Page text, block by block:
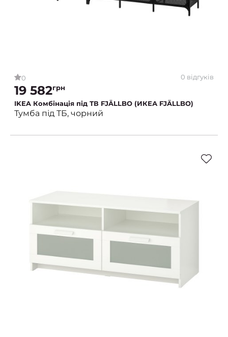
0 0 відгуків
19 582грн
IKEA Комбінація під ТВ FJÄLLBO (ИКЕА FJÄLLBO)
Тумба під ТБ, чорний